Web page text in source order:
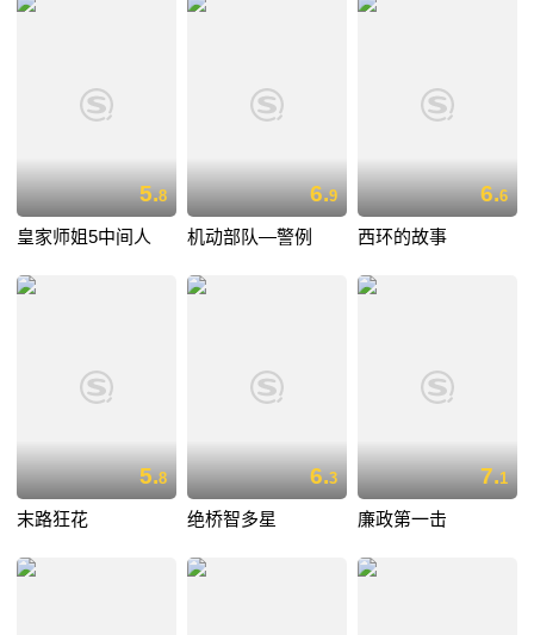
5.8
皇家师姐5中间人
6.9
机动部队—警例
6.6
西环的故事
5.8
末路狂花
6.3
绝桥智多星
7.1
廉政第一击